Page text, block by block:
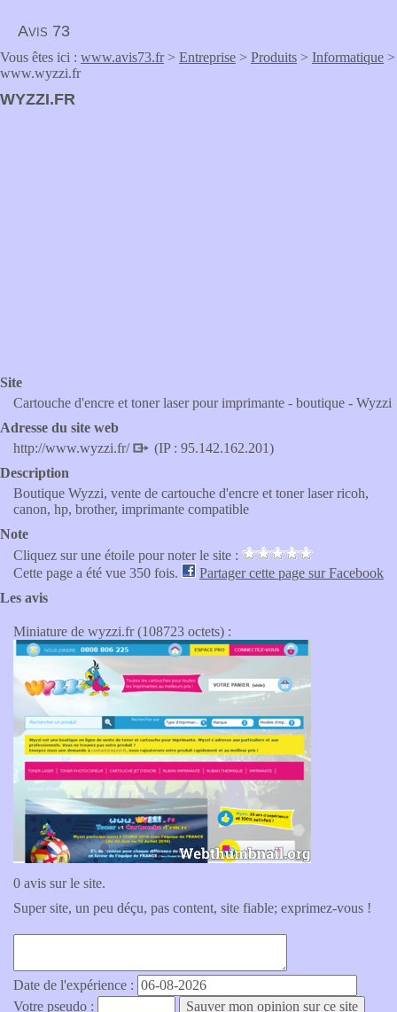
Avis 73
Vous êtes ici : www.avis73.fr> Entreprise > Produits > Informatique >
www.wyzzi.fr
WYZZI.FR
Site
Cartouche d'encre et toner laser pour imprimante - boutique - Wyzzi
Adresse du site web
http://www.wyzzi.fr/
(IP : 95.142.162.201)
Description
Boutique Wyzzi, vente de cartouche d'encre et toner laser ricoh,
canon, hp, brother, imprimante compatible
Note
Cliquez sur une étoile pour noter le site :
Cette page a été vue 350 fois.
Partager cette page sur Facebook
Les avis
Miniature de wyzzi.fr (108723 octets) :
0 avis sur le site.
Super site, un peu déçu, pas content, site fiable; exprimez-vous !
Date de l'expérience :
Votre pseudo :